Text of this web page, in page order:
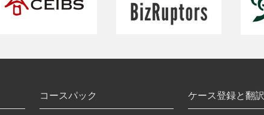
コースパック ケース登録と翻訳